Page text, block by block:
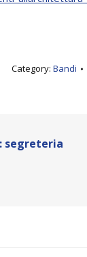
Category: Bandi
segreteria